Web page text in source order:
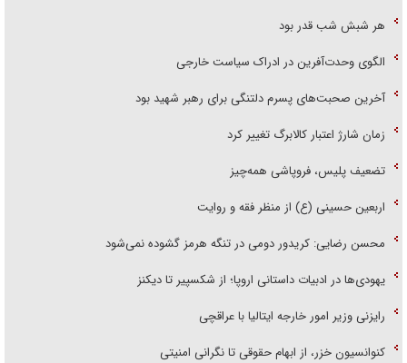
هر شبش شب قدر بود
الگوی وحدت‌آفرین در ادراک سیاست خارجی
آخرین صحبت‌های پسرم دلتنگی برای رهبر شهید بود
زمان شارژ اعتبار کالابرگ تغییر کرد
تضعیف پلیس، فروپاشی همه‌چیز
اربعین حسینی (ع) از منظر فقه و روایت
محسن رضایی: کریدور دومی در تنگه هرمز گشوده نمی‌شود
یهودی‌ها در ادبیات داستانی اروپا؛ از شکسپیر تا دیکنز
رایزنی وزیر امور خارجه ایتالیا با عراقچی
کنوانسیون خزر، از ابهام حقوقی تا نگرانی امنیتی